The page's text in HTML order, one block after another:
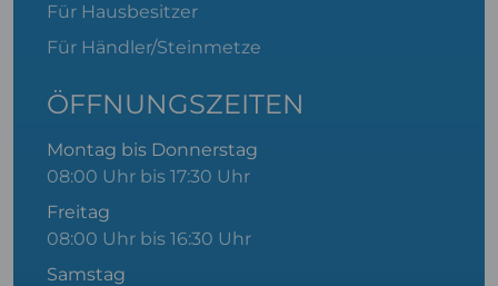
Für Hausbesitzer
Für Händler/Steinmetze
ÖFFNUNGSZEITEN
Montag bis Donnerstag
08:00 Uhr bis 17:30 Uhr
Freitag
08:00 Uhr bis 16:30 Uhr
Samstag